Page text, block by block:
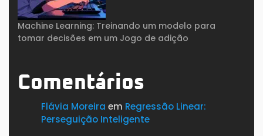
Machine Learning: Treinando um modelo para
tomar decisões em um Jogo de adição
Comentários
Flávia Moreira em Regressão Linear:
Perseguição Inteligente